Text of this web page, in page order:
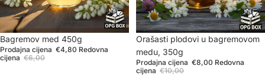
Sniženje
Bagremov med 450g
Prodajna cijena €4,80 Redovna
cijena €6,00
Sniženje
Orašasti plodovi u bagremovom
medu, 350g
Prodajna cijena €8,00 Redovna
cijena €10,00